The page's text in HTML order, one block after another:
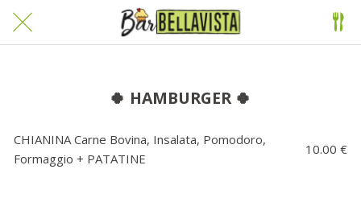
🍀 HAMBURGER 🍀
CHIANINA Carne Bovina, Insalata, Pomodoro,
Formaggio + PATATINE
10.00 €